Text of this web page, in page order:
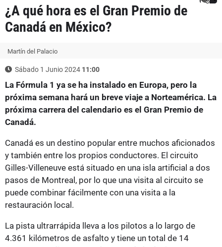
¿A qué hora es el Gran Premio de
Canadá en México?
Martín del Palacio
Sábado 1 Junio 2024 11:00
La Fórmula 1 ya se ha instalado en Europa, pero la
próxima semana hará un breve viaje a Norteamérica. La
próxima carrera del calendario es el Gran Premio de
Canadá.
Canadá es un destino popular entre muchos aficionados
y también entre los propios conductores. El circuito
Gilles-Villeneuve está situado en una isla artificial a dos
pasos de Montreal, por lo que una visita al circuito se
puede combinar fácilmente con una visita a la
restauración local.
La pista ultrarrápida lleva a los pilotos a lo largo de
4.361 kilómetros de asfalto y tiene un total de 14